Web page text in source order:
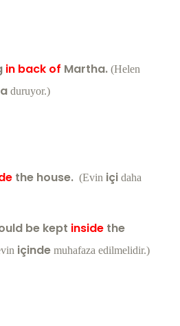
in back of Martha. (Helen
duruyor.)
the house. (Evin içi daha
be kept inside the
içinde muhafaza edilmelidir.)